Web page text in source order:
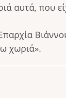
αυτά, που
χωριά».